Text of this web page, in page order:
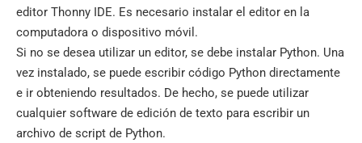
editor Thonny IDE. Es necesario instalar el editor en la
computadora o dispositivo móvil.
Si no se desea utilizar un editor, se debe instalar Python. Una
vez instalado, se puede escribir código Python directamente
e ir obteniendo resultados. De hecho, se puede utilizar
cualquier software de edición de texto para escribir un
archivo de script de Python.